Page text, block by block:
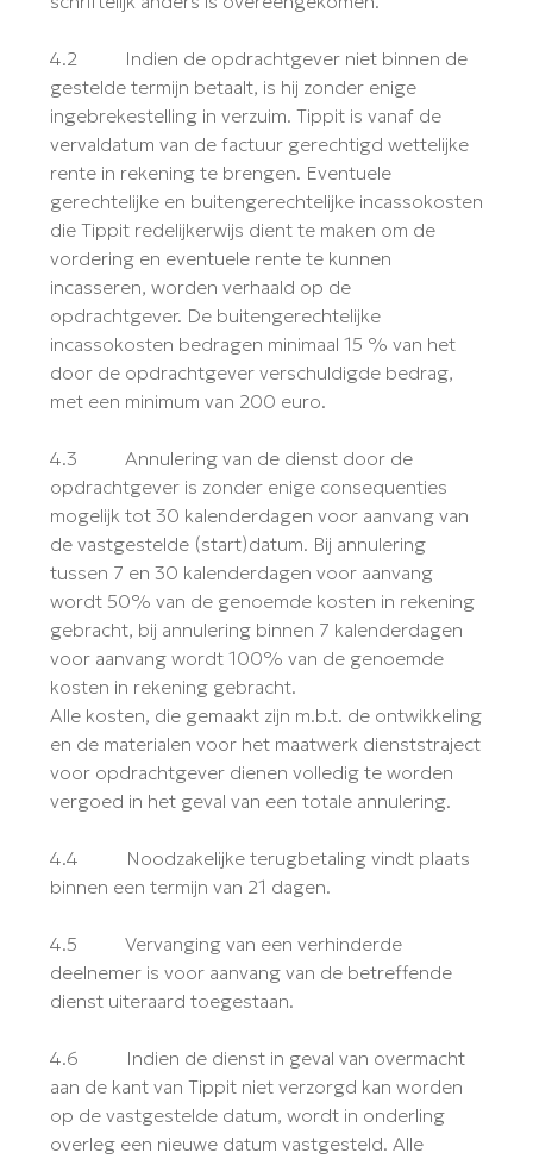
4.2 Indien de opdrachtgever niet binnen de
gestelde termijn betaalt, is hij zonder enige
ingebrekestelling in verzuim. Tippit is vanaf de
vervaldatum van de factuur gerechtigd wettelijke
rente in rekening te brengen. Eventuele
gerechtelijke en buitengerechtelijke incassokosten
die Tippit redelijkerwijs dient te maken om de
vordering en eventuele rente te kunnen
incasseren, worden verhaald op de
opdrachtgever. De buitengerechtelijke
incassokosten bedragen minimaal 15 % van het
door de opdrachtgever verschuldigde bedrag,
met een minimum van 200 euro.
4.3 Annulering van de dienst door de
opdrachtgever is zonder enige consequenties
mogelijk tot 30 kalenderdagen voor aanvang van
de vastgestelde (start)datum. Bij annulering
tussen 7 en 30 kalenderdagen voor aanvang
wordt 50% van de genoemde kosten in rekening
gebracht, bij annulering binnen 7 kalenderdagen
voor aanvang wordt 100% van de genoemde
kosten in rekening gebracht.
Alle kosten, die gemaakt zijn m.b.t. de ontwikkeling
en de materialen voor het maatwerk dienststraject
voor opdrachtgever dienen volledig te worden
vergoed in het geval van een totale annulering.
4.4 Noodzakelijke terugbetaling vindt plaats
binnen een termijn van 21 dagen.
4.5 Vervanging van een verhinderde
deelnemer is voor aanvang van de betreffende
dienst uiteraard toegestaan.
4.6 Indien de dienst in geval van overmacht
aan de kant van Tippit niet verzorgd kan worden
op de vastgestelde datum, wordt in onderling
overleg een nieuwe datum vastgesteld. Alle